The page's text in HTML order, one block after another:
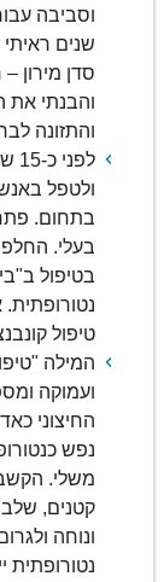
וסביבה
שנים
סדן מירון
והבנתי את
והתזונה
ולטפל
בתחום.
בעלי.
בטיפול
טיפול
המילה
ועמוקה
החיצוני
נפש
משלי.
קטנים,
ונוחה
נטורופתית